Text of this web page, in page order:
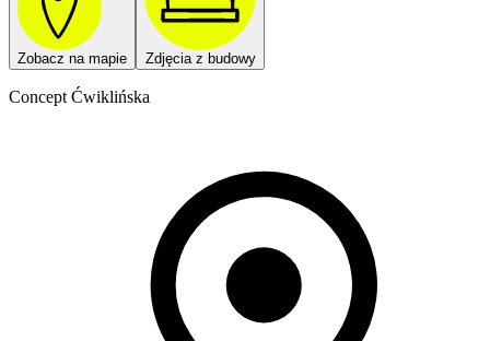
Zobacz na mapie Zdjęcia z budowy
Concept Ćwiklińska